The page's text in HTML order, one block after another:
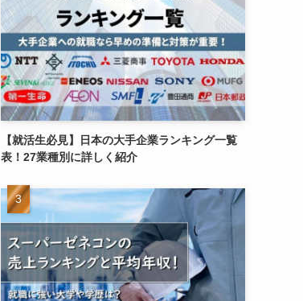
【就活生必見】日本の大手企業ランキング一覧
表！27業種別に詳しく紹介